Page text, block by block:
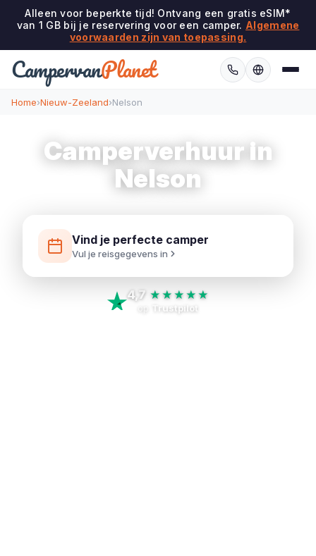
Alleen voor beperkte tijd! Ontvang een gratis eSIM*
van 1 GB bij je reservering voor een camper. Algemene
voorwaarden zijn van toepassing.
CampervanPlanet
Home›Nieuw-Zeeland›Nelson
Camperverhuur in
Nelson
Vind je perfecte camper
Vul je reisgegevens in
4,7 ★★★★★
op Trustpilot